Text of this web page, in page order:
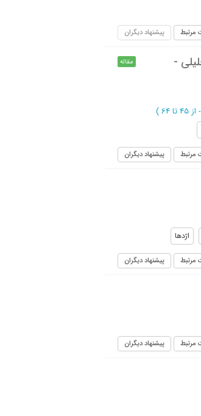
مرتبط پیشنهاد دیگران
-
مقاله
از 45 تا 64 )
مرتبط پیشنهاد دیگران
اژدها
مرتبط پیشنهاد دیگران
مرتبط پیشنهاد دیگران